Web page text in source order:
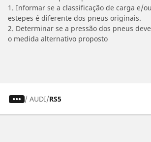
1. Informar se a classificação de carga e/
estepes é diferente dos pneus originais.
2. Determinar se a pressão dos pneus
o medida alternativo proposto
/ AUDI RS5